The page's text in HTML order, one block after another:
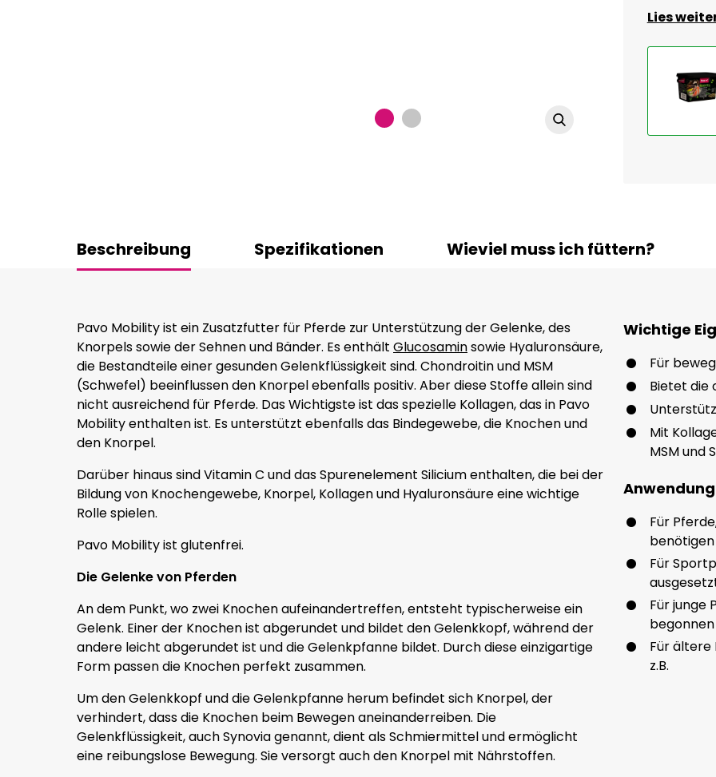
Lies
Beschreibung Spezifikationen Wieviel muss ich füttern?
Pavo Mobility ist ein Zusatzfutter für Pferde zur Unterstützung der Gelenke, des
Knorpels sowie der Sehnen und Bänder. Es enthält Glucosaminsowie Hyaluronsäure,
die Bestandteile einer gesunden Gelenkflüssigkeit sind. Chondroitin und MSM
(Schwefel) beeinflussen den Knorpel ebenfalls positiv. Aber diese Stoffe allein sind
nicht ausreichend für Pferde. Das Wichtigste ist das spezielle Kollagen, das in Pavo
Mobility enthalten ist. Es unterstützt ebenfalls das Bindegewebe, die Knochen und
den Knorpel.
Darüber hinaus sind Vitamin C und das Spurenelement Silicium enthalten, die bei der
Bildung von Knochengewebe, Knorpel, Kollagen und Hyaluronsäure eine wichtige
Rolle spielen.
Pavo Mobility ist glutenfrei.
Die Gelenke von Pferden
An dem Punkt, wo zwei Knochen aufeinandertreffen, entsteht typischerweise ein
Gelenk. Einer der Knochen ist abgerundet und bildet den Gelenkkopf, während der
andere leicht abgerundet ist und die Gelenkpfanne bildet. Durch diese einzigartige
Form passen die Knochen perfekt zusammen.
Um den Gelenkkopf und die Gelenkpfanne herum befindet sich Knorpel, der
verhindert, dass die Knochen beim Bewegen aneinanderreiben. Die
Gelenkflüssigkeit, auch Synovia genannt, dient als Schmiermittel und ermöglicht
eine reibungslose Bewegung. Sie versorgt auch den Knorpel mit Nährstoffen.
Wichtige
Für
Bietet die
Mit
MSM und
Anwendung
Für
benötigen
Für
Für junge
Für ältere
z.B.